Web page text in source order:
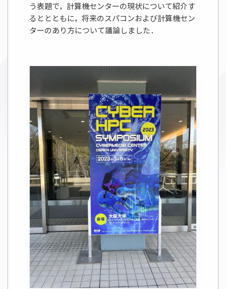
う表題で，計算機センターの現状について紹介す
るととともに，将来のスパコンおよび計算機セン
ターのあり方について議論しました．